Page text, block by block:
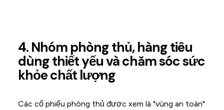
4. Nhóm phòng thủ, hàng tiêu
dùng thiết yếu và chăm sóc sức
khỏe chất lượng
Các cổ phiếu phòng thủ được xem là "vùng an toàn"